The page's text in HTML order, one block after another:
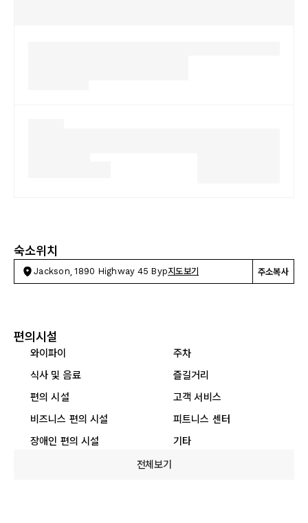
숙소위치
Jackson, 1890 Highway 45 Byp지도보기 주소복사
편의시설
와이파이
주차
식사 및 음료
즐길거리
편의 시설
고객 서비스
비즈니스 편의 시설
피트니스 센터
장애인 편의 시설
기타
전체보기